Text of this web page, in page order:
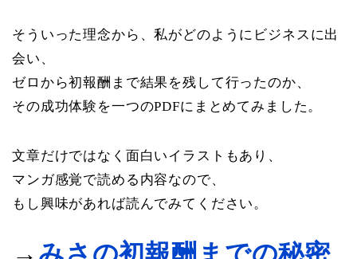
そういった理念から、私がどのようにビジネスに出
会い、
ゼロから初報酬まで結果を残して行ったのか、
その成功体験を一つのPDFにまとめてみました。
文章だけではなく面白いイラストもあり、
マンガ感覚で読める内容なので、
もし興味があれば読んでみてください。